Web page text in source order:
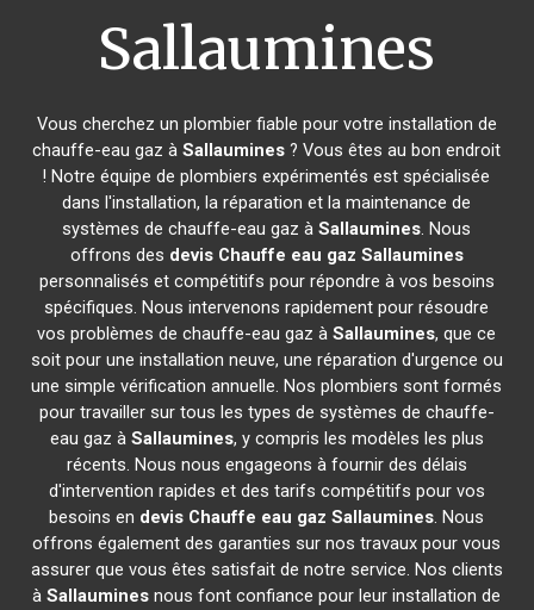
Sallaumines
Vous cherchez un plombier fiable pour votre installation de
chauffe-eau gaz àSallaumines ? Vous êtes au bon endroit
! Notre équipe de plombiers expérimentés est spécialisée
dans l'installation, la réparation et la maintenance de
systèmes de chauffe-eau gaz àSallaumines. Nous
offrons des devis Chauffe eau gaz Sallaumines
personnalisés et compétitifs pour répondre à vos besoins
spécifiques. Nous intervenons rapidement pour résoudre
vos problèmes de chauffe-eau gaz àSallaumines, que ce
soit pour une installation neuve, une réparation d'urgence ou
une simple vérification annuelle. Nos plombiers sont formés
pour travailler sur tous les types de systèmes de chauffe-
eau gaz à Sallaumines, y compris les modèles les plus
récents. Nous nous engageons à fournir des délais
d'intervention rapides et des tarifs compétitifs pour vos
besoins en devis Chauffe eau gaz Sallaumines. Nous
offrons également des garanties sur nos travaux pour vous
assurer que vous êtes satisfait de notre service. Nos clients
àSallaumines nous font confiance pour leur installation de